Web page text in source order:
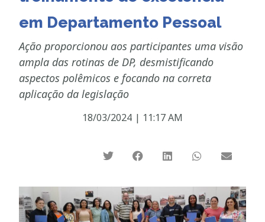
em Departamento Pessoal
Ação proporcionou aos participantes uma visão
ampla das rotinas de DP, desmistificando
aspectos polêmicos e focando na correta
aplicação da legislação
18/03/2024 | 11:17 AM